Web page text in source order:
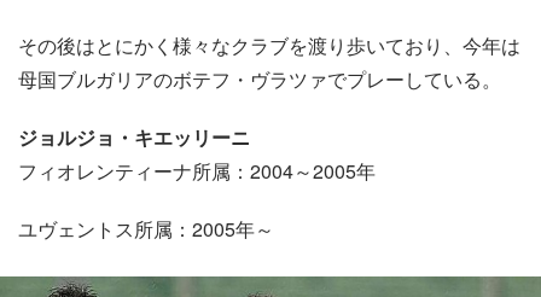
その後はとにかく様々なクラブを渡り歩いており、今年は
母国ブルガリアのボテフ・ヴラツァでプレーしている。
ジョルジョ・キエッリーニ
フィオレンティーナ所属：2004～2005年
ユヴェントス所属：2005年～